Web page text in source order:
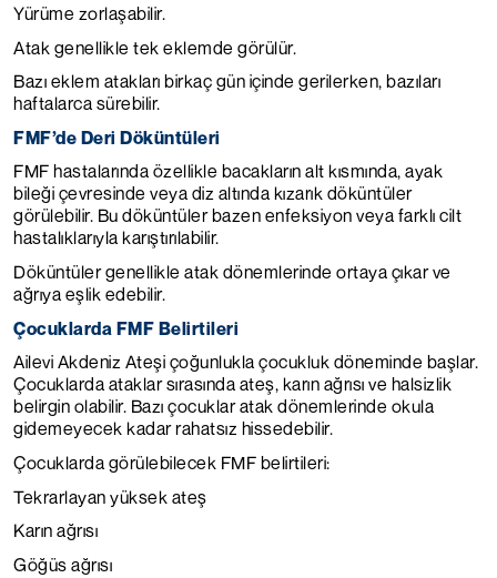
Yürüme zorlaşabilir.
Atak genellikle tek eklemde görülür.
Bazı eklem atakları birkaç gün içinde gerilerken, bazıları
haftalarca sürebilir.
FMF’de Deri Döküntüleri
FMF hastalarında özellikle bacakların alt kısmında, ayak
bileği çevresinde veya diz altında kızarık döküntüler
görülebilir. Bu döküntüler bazen enfeksiyon veya farklı cilt
hastalıklarıyla karıştırılabilir.
Döküntüler genellikle atak dönemlerinde ortaya çıkar ve
ağrıya eşlik edebilir.
Çocuklarda FMF Belirtileri
Ailevi Akdeniz Ateşi çoğunlukla çocukluk döneminde başlar.
Çocuklarda ataklar sırasında ateş, karın ağrısı ve halsizlik
belirgin olabilir. Bazı çocuklar atak dönemlerinde okula
gidemeyecek kadar rahatsız hissedebilir.
Çocuklarda görülebilecek FMF belirtileri:
Tekrarlayan yüksek ateş
Karın ağrısı
Göğüs ağrısı